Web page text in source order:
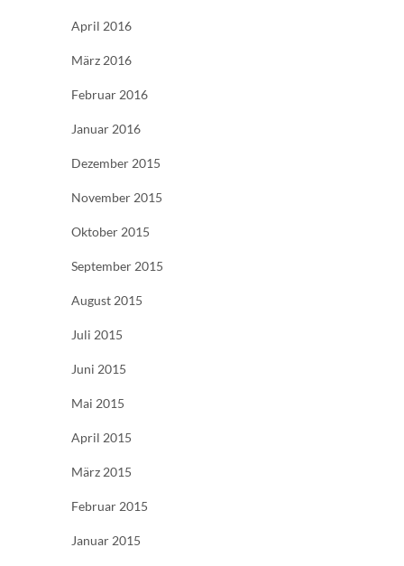
April 2016
März 2016
Februar 2016
Januar 2016
Dezember 2015
November 2015
Oktober 2015
September 2015
August 2015
Juli 2015
Juni 2015
Mai 2015
April 2015
März 2015
Februar 2015
Januar 2015